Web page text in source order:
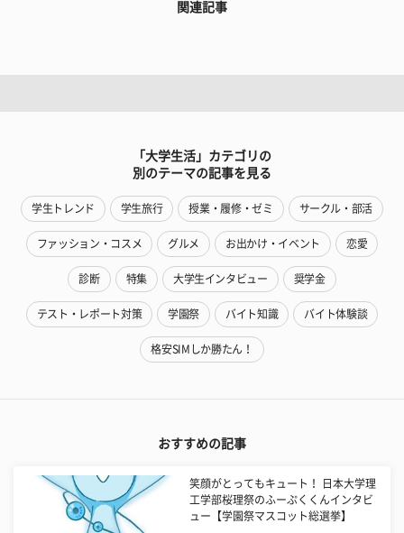
関連記事
「大学生活」カテゴリの
別のテーマの記事を見る
学生トレンド 学生旅行 授業・履修・ゼミ サークル・部活
ファッション・コスメ グルメ お出かけ・イベント 恋愛
診断 特集 大学生インタビュー 奨学金
テスト・レポート対策 学園祭 バイト知識 バイト体験談
格安SIMしか勝たん！
おすすめの記事
笑顔がとってもキュート！ 日本大学理
工学部桜理祭のふーぷくくんインタビ
ュー【学園祭マスコット総選挙】